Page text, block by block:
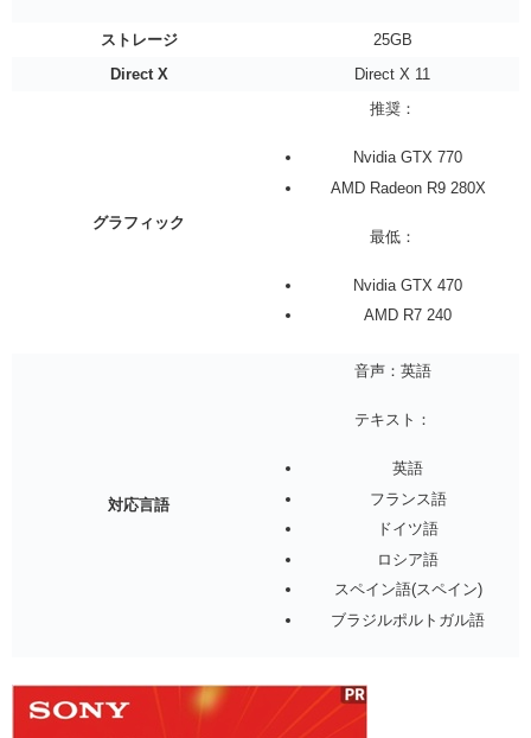
ストレージ
25GB
Direct X
Direct X 11
グラフィック
推奨：
Nvidia GTX 770
AMD Radeon R9 280X
最低：
Nvidia GTX 470
AMD R7 240
対応言語
音声：英語
テキスト：
英語
フランス語
ドイツ語
ロシア語
スペイン語(スペイン)
ブラジルポルトガル語